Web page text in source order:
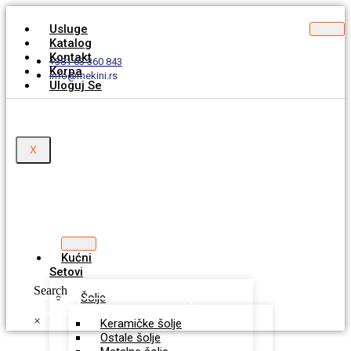
Usluge
Katalog
Kontakt
Korpa
Uloguj Se
X
+381 63 360 843
info@mekini.rs
Kućni
Setovi
Šolje
Keramičke šolje
Ostale šolje
Search
×